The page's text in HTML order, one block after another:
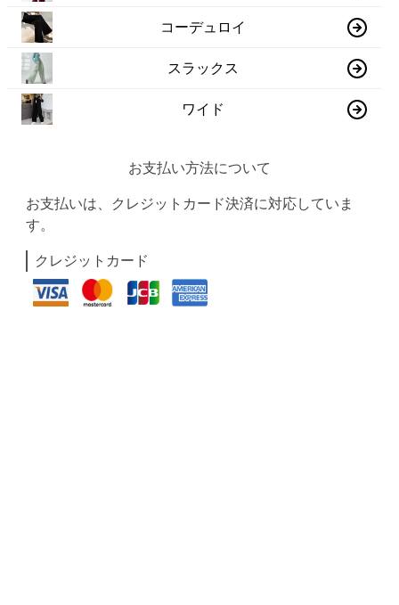
コーデュロイ
スラックス
ワイド
お支払い方法について
お支払いは、クレジットカード決済に対応していま
す。
クレジットカード